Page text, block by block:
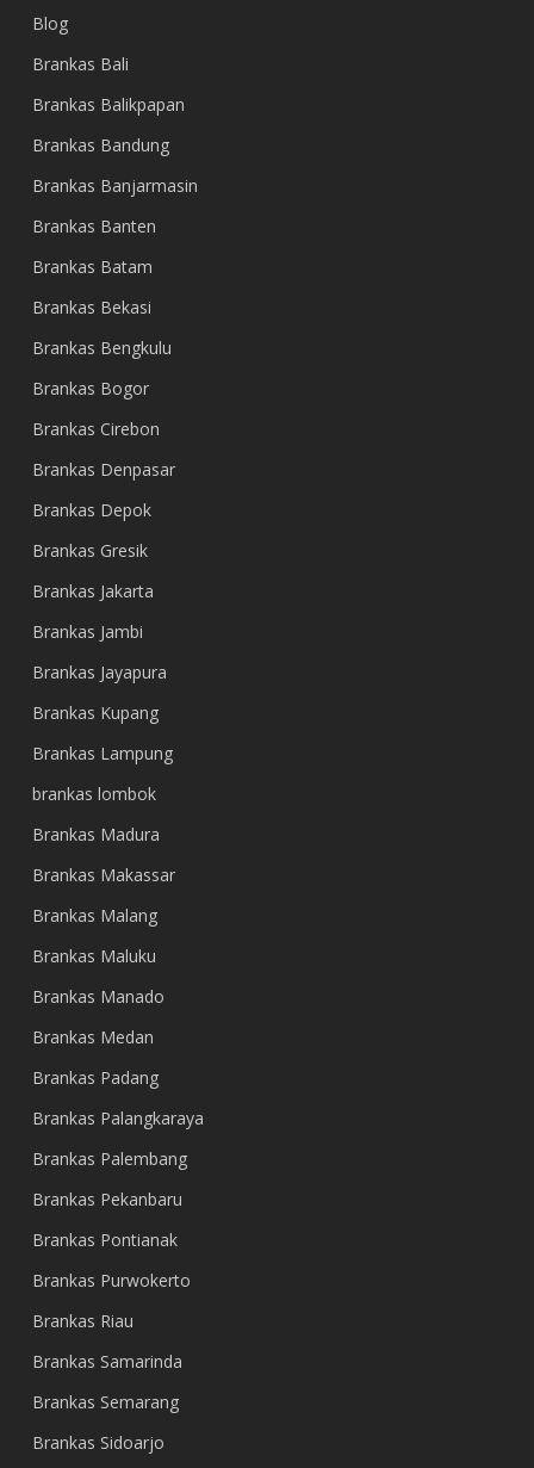
Blog
Brankas Bali
Brankas Balikpapan
Brankas Bandung
Brankas Banjarmasin
Brankas Banten
Brankas Batam
Brankas Bekasi
Brankas Bengkulu
Brankas Bogor
Brankas Cirebon
Brankas Denpasar
Brankas Depok
Brankas Gresik
Brankas Jakarta
Brankas Jambi
Brankas Jayapura
Brankas Kupang
Brankas Lampung
brankas lombok
Brankas Madura
Brankas Makassar
Brankas Malang
Brankas Maluku
Brankas Manado
Brankas Medan
Brankas Padang
Brankas Palangkaraya
Brankas Palembang
Brankas Pekanbaru
Brankas Pontianak
Brankas Purwokerto
Brankas Riau
Brankas Samarinda
Brankas Semarang
Brankas Sidoarjo